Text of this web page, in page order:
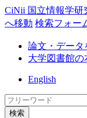
CiNii 国立情報学研
へ移動 検索フォー
論文・データ
大学図書館の
English
検索